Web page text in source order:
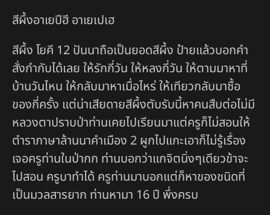
สีผึ้งอาเยปีฮี อาเยเปเฮ
สีผึ้ง โยคี 12 ปันนาถือเป็นยอดสีผึ้ง ป้ายแล้วบอกคำ
สั่งกำกับได้เลย ให้รักกี่วัน ให้หลงกี่วัน ให้ตามมาหาที่
บ้านวันไหน ให้กลับมาหาเมื่อไหร่ ให้เทียวกลับมาซื้อ
ของกี่ครั้ง แต่น่าเสียดายสีผึ้งตับรับนี้หาคนสืบต่อไม่มี
หลวงตาปราบป่าท่านเคยไปเรียนมาแต่ครูก็ไม่สอนให้
ตำราภาษาล้านนาคำเมือง 2 ผูกไปแกะเอาก็ไม่รู้เรื่อง
เจอครูท่านในป่ากก ท่านบอกว่าแกจิตนิ่งๆเดียวข้าจะ
ไปสอน ครูบาทำได้ ครูท่านมาบอกแต่ก็หาของชนิดที่
เป็นมวลสารยาก ท่านหามา 16 ปี พึ่งครบ